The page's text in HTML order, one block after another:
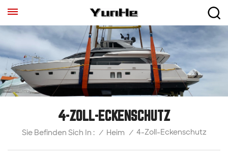
4-ZOLL-ECKENSCHUTZ
Sie Befinden Sich In : / Heim / 4-Zoll-Eckenschutz